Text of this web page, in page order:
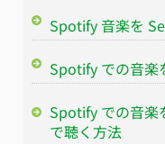
Spotify 音楽を
Spotify での音楽
Spotify での音楽
で聴く方法